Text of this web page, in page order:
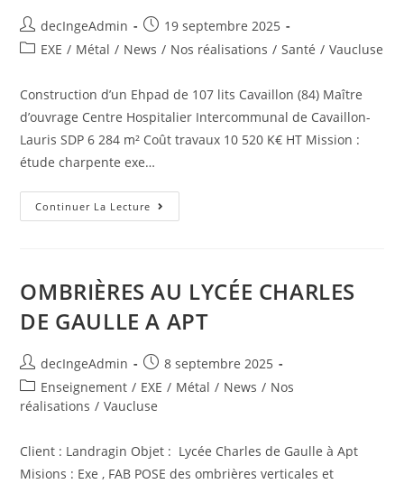
decIngeAdmin
19 septembre 2025
EXE / Métal / News / Nos réalisations / Santé / Vaucluse
Construction d’un Ehpad de 107 lits Cavaillon (84) Maître
d’ouvrage Centre Hospitalier Intercommunal de Cavaillon-
Lauris SDP 6 284 m² Coût travaux 10 520 K€ HT Mission :
étude charpente exe…
Continuer La Lecture
OMBRIÈRES AU LYCÉE CHARLES
DE GAULLE A APT
decIngeAdmin
8 septembre 2025
Enseignement / EXE / Métal / News / Nos
réalisations / Vaucluse
Client : Landragin Objet : Lycée Charles de Gaulle à Apt
Misions : Exe , FAB POSE des ombrières verticales et